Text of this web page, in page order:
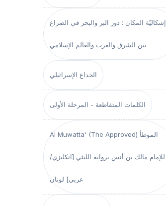
إشكاليّة المكان : دور البر والبحر في الصراع
بين الشرق والغرب والعالم الإسلامي
الخداع الإسرائيلي
الكلمات المتقاطعة - المرحلة الأولى
Al Muwatta' (The Approved) الموطأ
للإمام مالك بن أنس برواية الليثي [انكليزي/
عربي] لونان